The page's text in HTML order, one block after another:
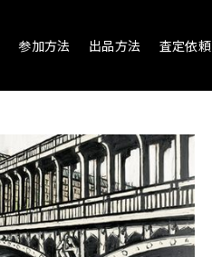
参加方法 出品方法 査定依頼